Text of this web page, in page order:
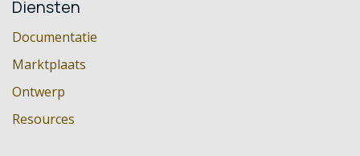
Diensten
Documentatie
Marktplaats
Ontwerp
Resources